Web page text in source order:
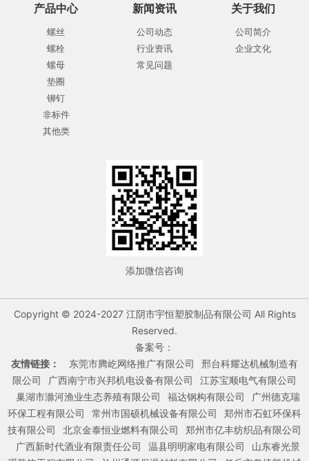
产品中心
螺丝
螺栓
螺母
垫圈
铆钉
非标件
其他类
新闻资讯
公司动态
行业资讯
常见问题
关于我们
公司简介
企业文化
添加微信咨询
Copyright © 2024-2027 江阴市宇恒塑胶制品有限公司 All Rights
Reserved.
备案号：
友情链接：
东莞市腾屹网络推广有限公司
邢台科耀达机械制造有
限公司
广西南宁市兴邦机电设备有限公司
江苏宝顺电气有限公司
巢湖市滁河渔业生态养殖有限公司
福达钢构有限公司
广州德克瑞
环保工程有限公司
常州市国硕机械设备有限公司
郑州市石虹环保科
技有限公司
北京金泰恒业燃料有限公司
郑州市亿丰纺织品有限公司
广西新时代酒业有限责任公司
温县明明家电有限公司
山东睿光景